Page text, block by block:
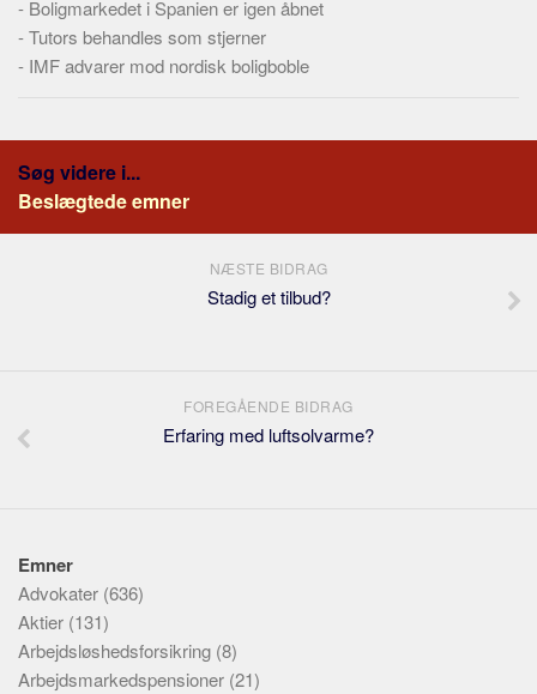
- Boligmarkedet i Spanien er igen åbnet
-Tutors behandles som stjerner
- IMF advarer mod nordisk boligboble
Søg videre i...
Beslægtede emner
NÆSTE BIDRAG
Stadig et tilbud?
FOREGÅENDE BIDRAG
Erfaring med luftsolvarme?
Emner
Advokater (636)
Aktier (131)
Arbejdsløshedsforsikring (8)
Arbejdsmarkedspensioner (21)